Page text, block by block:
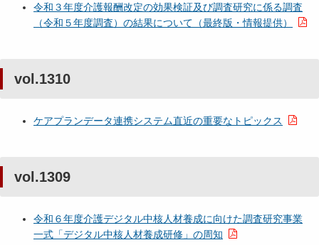
令和３年度介護報酬改定の効果検証及び調査研究に係る調査
（令和５年度調査）の結果について（最終版・情報提供）
vol.1310
ケアプランデータ連携システム直近の重要なトピックス
vol.1309
令和６年度介護デジタル中核人材養成に向けた調査研究事業
一式「デジタル中核人材養成研修」の周知